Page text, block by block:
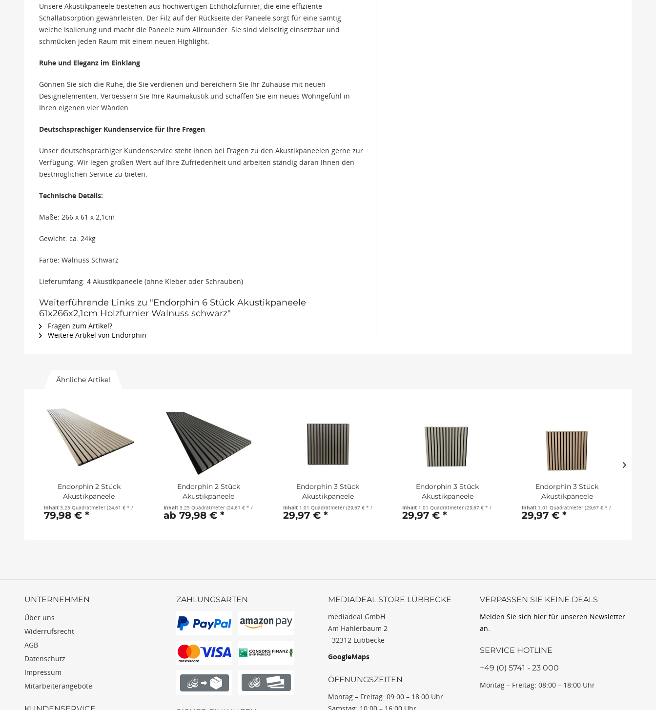
Unsere Akustikpaneele bestehen aus hochwertigen Echtholzfurnier, die eine effiziente
Schallabsorption gewährleisten. Der Filz auf der Rückseite der Paneele sorgt für eine samtig
weiche Isolierung und macht die Paneele zum Allrounder. Sie sind vielseitig einsetzbar und
schmücken jeden Raum mit einem neuen Highlight.
Ruhe und Eleganz im Einklang
Gönnen Sie sich die Ruhe, die Sie verdienen und bereichern Sie Ihr Zuhause mit neuen
Designelementen. Verbessern Sie Ihre Raumakustik und schaffen Sie ein neues Wohngefühl in
Ihren eigenen vier Wänden.
Deutschsprachiger Kundenservice für Ihre Fragen
Unser deutschsprachiger Kundenservice steht Ihnen bei Fragen zu den Akustikpaneelen gerne zur
Verfügung. Wir legen großen Wert auf Ihre Zufriedenheit und arbeiten ständig daran Ihnen den
bestmöglichen Service zu bieten.
Technische Details:
Maße: 266 x 61 x 2,1cm
Gewicht: ca. 24kg
Farbe: Walnuss Schwarz
Lieferumfang: 4 Akustikpaneele (ohne Kleber oder Schrauben)
Weiterführende Links zu "Endorphin 6 Stück Akustikpaneele
61x266x2,1cm Holzfurnier Walnuss schwarz"
Fragen zum Artikel?
Weitere Artikel von Endorphin
Ähnliche Artikel
Endorphin 2 Stück
Akustikpaneele
61x266x2,1cm...
Inhalt 3.25 Quadratmeter (24,61 € * / 1 Quadratmeter)
79,98 € *
Endorphin 2 Stück
Akustikpaneele
61x266x2,1cm...
Inhalt 3.25 Quadratmeter (24,61 € * / 1 Quadratmeter)
ab 79,98 € *
Endorphin 3 Stück
Akustikpaneele
quadratisch...
Inhalt 1.01 Quadratmeter (29,67 € * / 1 Quadratmeter)
29,97 € *
Endorphin 3 Stück
Akustikpaneele
quadratisch...
Inhalt 1.01 Quadratmeter(29,67 € * / 1 Quadratmeter)
29,97 € *
Endorphin 3 Stück
Akustikpaneele
quadratisch...
Inhalt 1.01 Quadratmeter(29,67 € * / 1 Quadratmeter)
29,97 € *
UNTERNEHMEN
Über uns
Widerrufsrecht
AGB
Datenschutz
Impressum
Mitarbeiterangebote
ZAHLUNGSARTEN
MEDIADEAL STORE LÜBBECKE
mediadeal GmbH
Am Hahlerbaum 2
32312 Lübbecke
GoogleMaps
ÖFFNUNGSZEITEN
Montag – Freitag: 09:00 – 18:00 Uhr
VERPASSEN SIE KEINE DEALS
Melden Sie sich hier für unseren Newsletter
an.
SERVICE HOTLINE
+49 (0) 5741 - 23 000
Montag – Freitag: 08:00 – 18:00 Uhr